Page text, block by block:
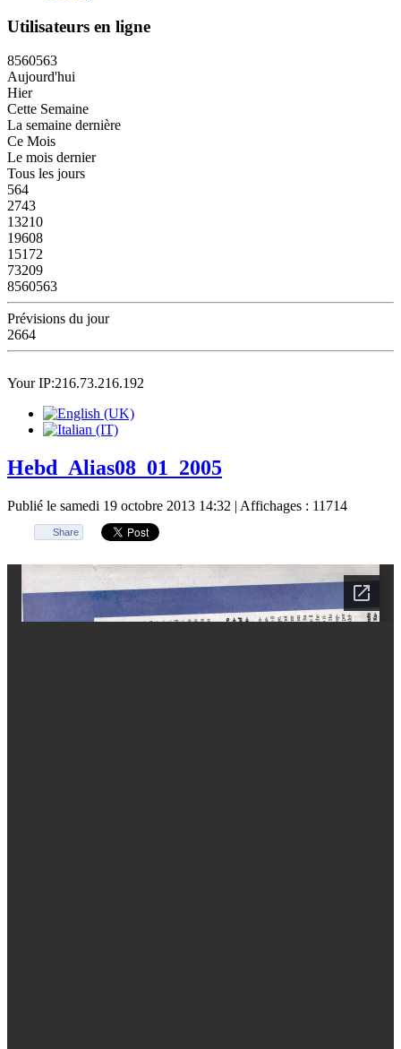
Utilisateurs en ligne
8560563
Aujourd'hui
Hier
Cette Semaine
La semaine dernière
Ce Mois
Le mois dernier
Tous les jours
564
2743
13210
19608
15172
73209
8560563
Prévisions du jour
2664
Your IP:216.73.216.192
Hebd_Alias08_01_2005
Publié le samedi 19 octobre 2013 14:32 | Affichages : 11714
Share